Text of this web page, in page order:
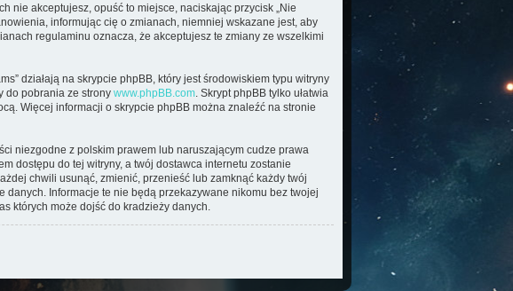
nie akceptujesz, opuść to miejsce, naciskając przycisk „Nie
informując cię o zmianach, niemniej wskazane jest, aby
regulaminu oznacza, że akceptujesz te zmiany ze wszelkimi
działają na skrypcie phpBB, który jest środowiskiem typu witryny
do pobrania ze strony www.phpBB.com . Skrypt phpBB tylko ułatwia
Więcej informacji o skrypcie phpBB można znaleźć na stronie
niezgodne z polskim prawem lub naruszającym cudze prawa
dostępu do tej witryny, a twój dostawca internetu zostanie
chwili usunąć, zmienić, przenieść lub zamknąć każdy twój
Informacje te nie będą przekazywane nikomu bez twojej
których może dojść do kradzieży danych.